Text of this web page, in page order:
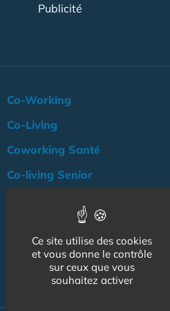
Publicité
Co-Working
Co-Living
Coworking Santé
Co-living Senior
Professionnels
NOS AUTRES SITES :
Ce site utilise des cookies
et vous donne le contrôle
sur ceux que vous
souhaitez activer